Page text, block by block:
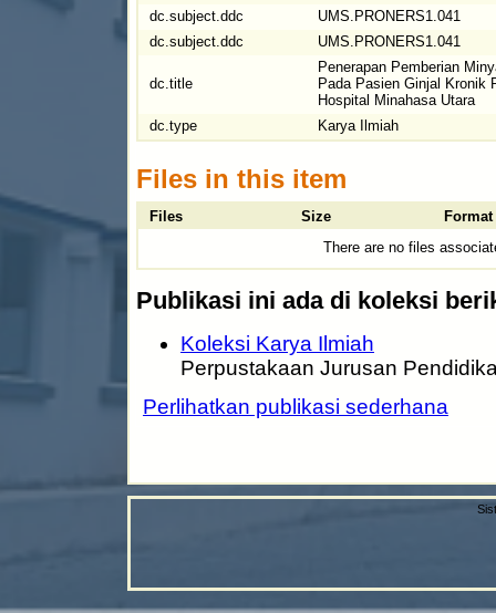
dc.subject.ddc
UMS.PRONERS1.041
dc.subject.ddc
UMS.PRONERS1.041
dc.title
Penerapan Pemberian
Pada Pasien Ginjal Kronik
Hospital Minahasa Utara
dc.type
Karya Ilmiah
Files in this item
Files Size
Format
There are no files
Publikasi ini ada di koleksi
Koleksi Karya Ilmiah
Perpustakaan Jurusan
Perlihatkan publikasi sederhana